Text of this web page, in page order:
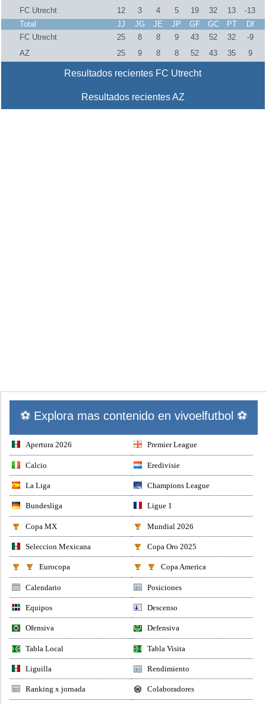
FC Utrecht
12 3 4 5 19 32 13
-13
Total
JJ JG JE JP GF GC PT
Df
FC Utrecht
25 8 8 9 43 52 32
-9
AZ
25 9 8 8 52 43 35 9
Resultados recientes FC Utrecht
Resultados recientes AZ
⚽ Explora mas contenido en vivoelfutbol ⚽
Apertura 2026 Premier League
Calcio Eredivisie
La Liga Champions League
Bundesliga Ligue 1
Copa MX Mundial 2026
Seleccion Mexicana Copa Oro 2025
Eurocopa Copa America
Calendario Posiciones
Equipos Descenso
Ofensiva Defensiva
Tabla Local Tabla Visita
Liguilla Rendimiento
Ranking x jornada Colaboradores